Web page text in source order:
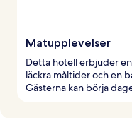
Matupplevelser
Detta hotell erbjuder
läckra måltider och en
Gästerna kan börja